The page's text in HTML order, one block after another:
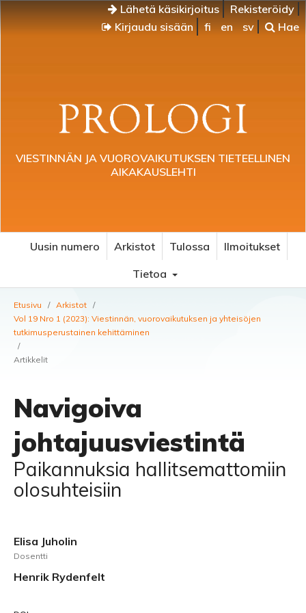
Lähetä käsikirjoitus
Rekisteröidy
Kirjaudu sisään
fi en sv Hae
VIESTINNÄN JA VUOROVAIKUTUKSEN TIETEELLINEN
AIKAKAUSLEHTI
Uusin numero Arkistot Tulossa
Ilmoitukset
Tietoa
Etusivu / Arkistot /
Vol 19 Nro 1 (2023): Viestinnän, vuorovaikutuksen ja yhteisöjen
tutkimusperustainen kehittäminen
/
Artikkelit
Navigoiva
johtajuusviestintä
Paikannuksia hallitsemattomiin
olosuhteisiin
Elisa Juholin
Dosentti
Henrik Rydenfelt